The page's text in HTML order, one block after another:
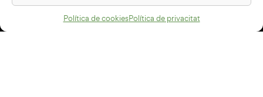
Política de cookiesPolítica de privacitat